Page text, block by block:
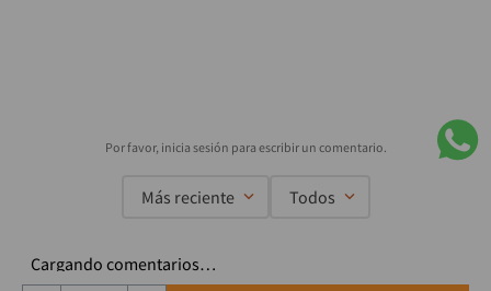
Más reciente Todos
Cargando comentarios…